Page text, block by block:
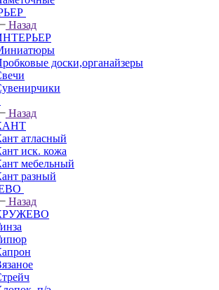
Назад
доски,органайзеры
Назад
атласный
иск. кожа
мебельный
разный
Назад